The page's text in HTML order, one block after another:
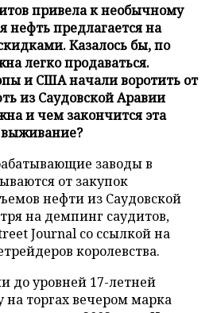
привела к необычному
нефть предлагается на
Казалось бы, по
легко продаваться.
и США начали воротить от
из Саудовской Аравии
и чем закончится эта
выживание?
заводы в
от закупок
нефти из Саудовской
на демпинг саудитов,
Journal со ссылкой на
королевства.
до уровней 17-летней
на торгах вечером марка